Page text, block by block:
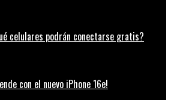
celulares podrán conectarse gratis?
con el nuevo iPhone 16e!